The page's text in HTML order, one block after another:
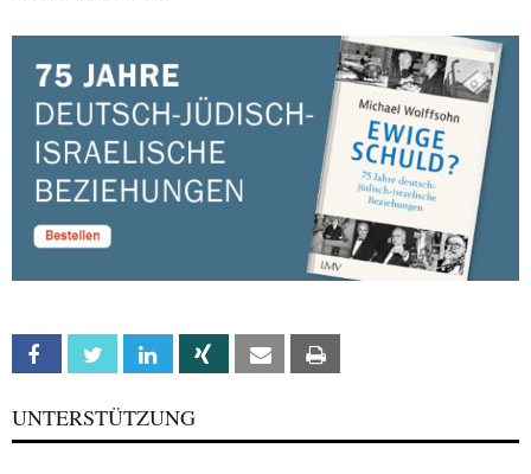
Facebook Twitter Linkedin Xing Email
UNTERSTÜTZUNG